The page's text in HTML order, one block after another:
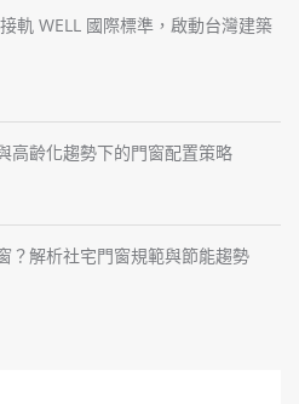
軌 WELL 國際標準，啟動台灣建築
高齡化趨勢下的門窗配置策略
？解析社宅門窗規範與節能趨勢